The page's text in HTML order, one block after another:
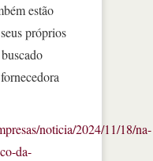
estão
próprios
noticia/2024/11/18/na-
da-